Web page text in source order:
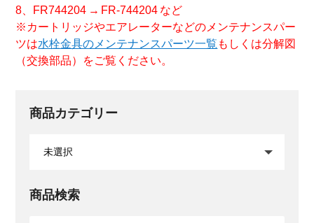
8、FR744204 → FR-744204 など
※カートリッジやエアレーターなどのメンテナンスパー
ツは水栓金具のメンテナンスパーツ一覧 もしくは分解図
（交換部品）をご覧ください。
商品カテゴリー
商品検索